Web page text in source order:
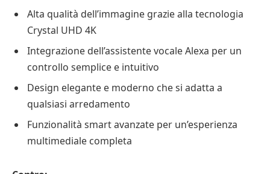
Alta qualità dell’immagine grazie alla tecnologia
Crystal UHD 4K
Integrazione dell’assistente vocale Alexa per un
controllo semplice e intuitivo
Design elegante e moderno che si adatta a
qualsiasi arredamento
Funzionalità smart avanzate per un’esperienza
multimediale completa